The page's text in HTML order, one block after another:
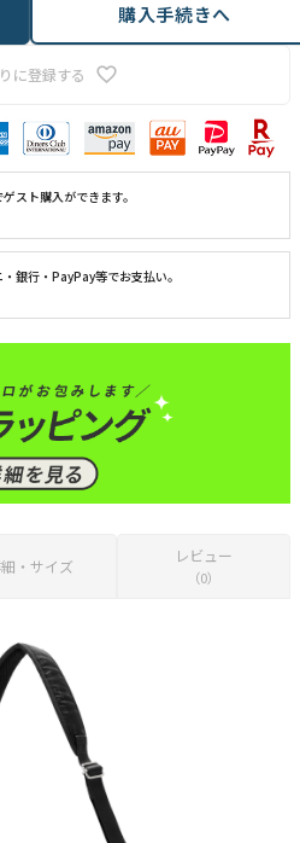
に登録する
購入手続きへ
スト購入ができます。
銀行・PayPay等でお支払い。
・サイズ
レビュー
（0）